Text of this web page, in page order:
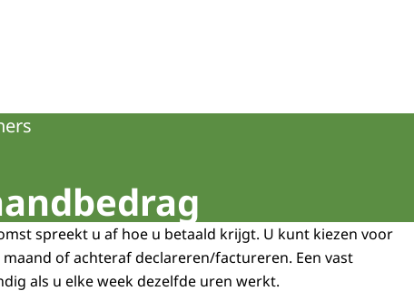
spreekt u af hoe u betaald krijgt. U kunt kiezen voor
of achteraf declareren/factureren. Een vast
als u elke week dezelfde uren werkt.